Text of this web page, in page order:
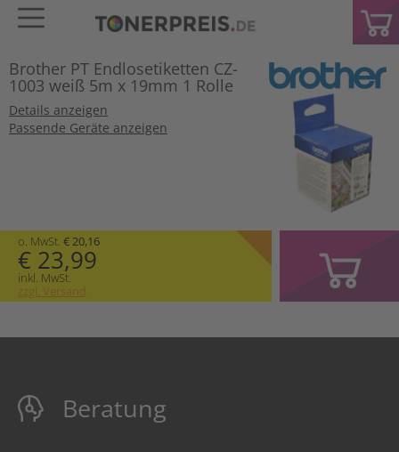
Brother PT Endlosetiketten CZ-
1003 weiß 5m x 19mm 1 Rolle
Details anzeigen
Passende Geräte anzeigen
o. MwSt. € 20,16
€ 23,99
inkl. MwSt.
zzgl. Versand
Beratung